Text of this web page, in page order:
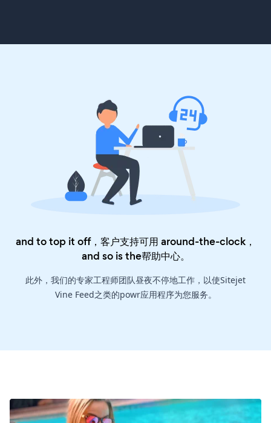
and to top it off，客户支持可用 around-the-clock，
and so is the帮助中心。
此外，我们的专家工程师团队昼夜不停地工作，以使Sitejet
Vine Feed之类的powr应用程序为您服务。